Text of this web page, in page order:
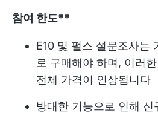
참여 한도**
E10 및 펄스 설문조사는
로 구매해야 하며, 이러
전체 가격이 인상됩니다
방대한 기능으로 인해 신